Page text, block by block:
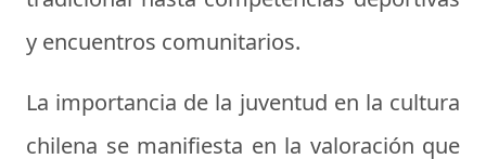
y encuentros comunitarios.
La importancia de la juventud en la cultura
chilena se manifiesta en la valoración que